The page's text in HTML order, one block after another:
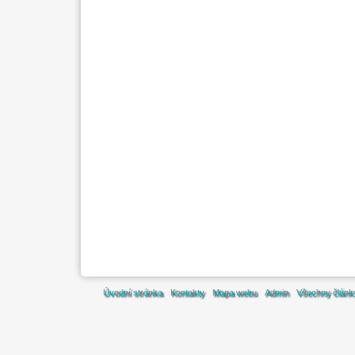
Úvodní stránka Kontakty Mapa webu Admin Všechny